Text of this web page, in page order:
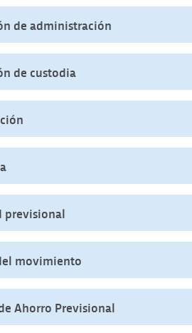
de administración
de custodia
previsional
movimiento
Ahorro Previsional